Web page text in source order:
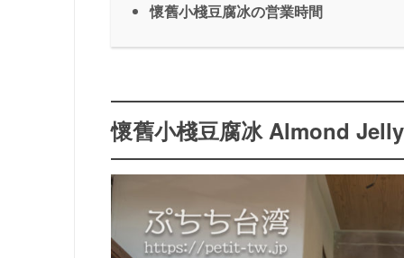
懷舊小棧豆腐冰の営業時間
懷舊小棧豆腐冰Almond